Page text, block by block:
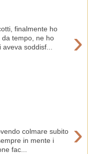
›
finalmente ho
tempo, ne ho
soddisf...
›
colmare subito
in mente i
fac...